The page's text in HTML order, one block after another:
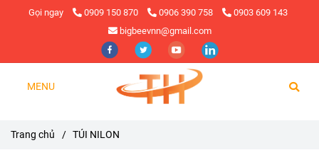
Gọi ngay 0909 150 870 0906 390 758
0903 609 143
bigbeevnn@gmail.com
MENU
Trang chủ / TÚI NILON